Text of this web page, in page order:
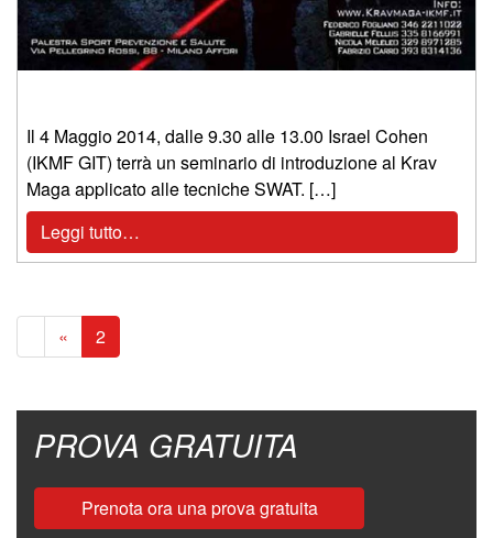
Il 4 Maggio 2014, dalle 9.30 alle 13.00 Israel Cohen
(IKMF GIT) terrà un seminario di introduzione al Krav
Maga applicato alle tecniche SWAT. […]
Leggi tutto…
« Previous page
2
PROVA GRATUITA
Prenota ora una prova gratuita